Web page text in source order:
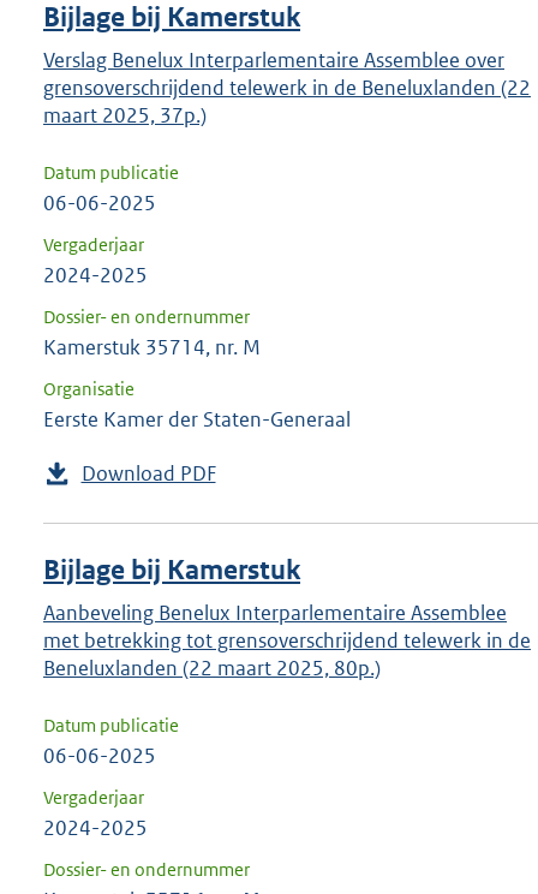
Bijlage bij Kamerstuk
Verslag Benelux Interparlementaire Assemblee over
grensoverschrijdend telewerk in de Beneluxlanden (22
maart 2025, 37p.)
Datum publicatie
06-06-2025
Vergaderjaar
2024-2025
Dossier- en ondernummer
Kamerstuk 35714, nr. M
Organisatie
Eerste Kamer der Staten-Generaal
Download PDF
Bijlage bij Kamerstuk
Aanbeveling Benelux Interparlementaire Assemblee
met betrekking tot grensoverschrijdend telewerk in de
Beneluxlanden (22 maart 2025, 80p.)
Datum publicatie
06-06-2025
Vergaderjaar
2024-2025
Dossier- en ondernummer